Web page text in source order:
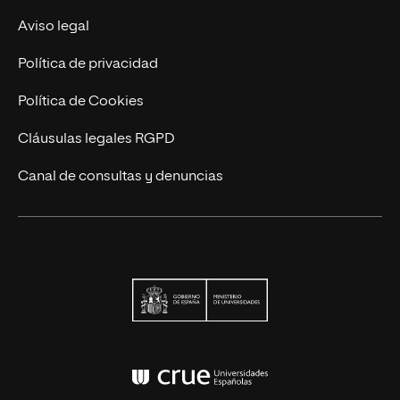
Actualidad
Contacto
Aviso legal
Política de privacidad
Política de Cookies
Cláusulas legales RGPD
Canal de consultas y denuncias
Conferencia de